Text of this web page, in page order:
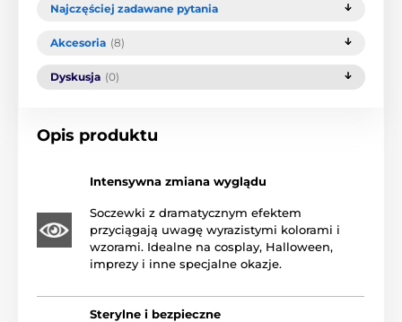
Najczęściej zadawane pytania
Akcesoria (8)
Dyskusja (0)
Opis produktu
Intensywna zmiana wyglądu
Soczewki z dramatycznym efektem
przyciągają uwagę wyrazistymi kolorami i
wzorami. Idealne na cosplay, Halloween,
imprezy i inne specjalne okazje.
Sterylne i bezpieczne